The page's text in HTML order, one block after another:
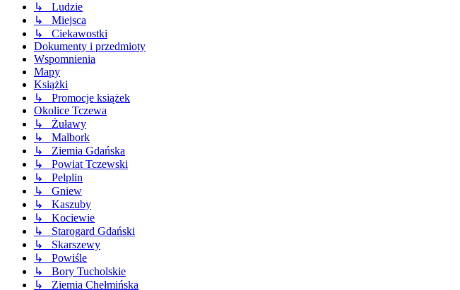
↳ Ludzie
↳ Miejsca
↳ Ciekawostki
Dokumenty i przedmioty
Wspomnienia
Mapy
Książki
↳ Promocje książek
Okolice Tczewa
↳ Żuławy
↳ Malbork
↳ Ziemia Gdańska
↳ Powiat Tczewski
↳ Pelplin
↳ Gniew
↳ Kaszuby
↳ Kociewie
↳ Starogard Gdański
↳ Skarszewy
↳ Powiśle
↳ Bory Tucholskie
↳ Ziemia Chełmińska